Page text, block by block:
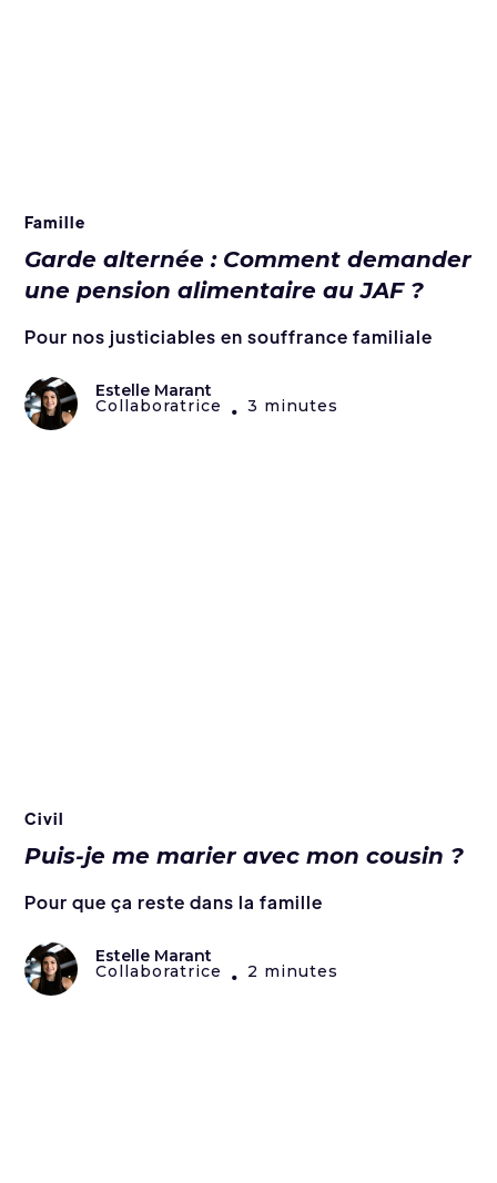
Famille
Garde alternée : Comment demander
une pension alimentaire au JAF ?
Pour nos justiciables en souffrance familiale
Estelle Marant
Collaboratrice • 3 minutes
Civil
Puis-je me marier avec mon cousin ?
Pour que ça reste dans la famille
Estelle Marant
Collaboratrice • 2 minutes